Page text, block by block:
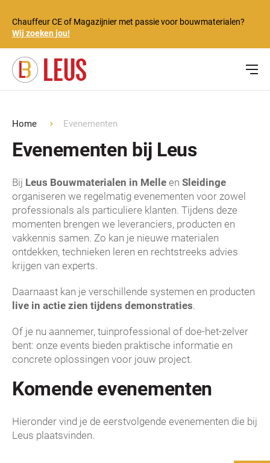
Chauffeur CE of Magazijnier met passie voor bouwmaterialen?
Wij zoeken jou!
Home Evenementen
Evenementen bij Leus
Bij Leus Bouwmaterialen in Melle en Sleidinge
organiseren we regelmatig evenementen voor zowel
professionals als particuliere klanten. Tijdens deze
momenten brengen we leveranciers, producten en
vakkennis samen. Zo kan je nieuwe materialen
ontdekken, technieken leren en rechtstreeks advies
krijgen van experts.
Daarnaast kan je verschillende systemen en producten
live in actie zien tijdens demonstraties.
Of je nu aannemer, tuinprofessional of doe-het-zelver
bent: onze events bieden praktische informatie en
concrete oplossingen voor jouw project.
Komende evenementen
Hieronder vind je de eerstvolgende evenementen die bij
Leus plaatsvinden.